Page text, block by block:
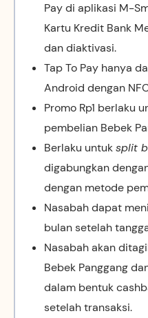
Pay di aplikasi M-
Kartu Kredit Bank
dan diaktivasi.
Tap To Pay hanya
Android dengan
Promo Rp1 berlaku
pembelian Bebek
Berlaku untuksplit
digabungkan
dengan metode
Nasabah dapat
bulan setelah
Nasabah akan
Bebek Panggang
dalam bentuk
setelah transaksi.